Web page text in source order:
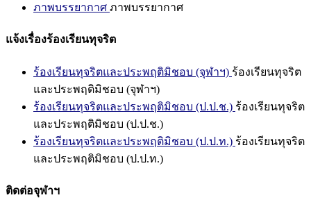
ภาพบรรยากาศ ภาพบรรยากาศ
แจ้งเรื่องร้องเรียนทุจริต
ร้องเรียนทุจริตและประพฤติมิชอบ (จุฬาฯ) ร้องเรียนทุจริต
และประพฤติมิชอบ (จุฬาฯ)
ร้องเรียนทุจริตและประพฤติมิชอบ (ป.ป.ช.) ร้องเรียนทุจริต
และประพฤติมิชอบ (ป.ป.ช.)
ร้องเรียนทุจริตและประพฤติมิชอบ (ป.ป.ท.) ร้องเรียนทุจริต
และประพฤติมิชอบ (ป.ป.ท.)
ติดต่อจุฬาฯ